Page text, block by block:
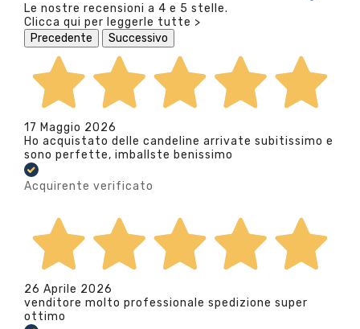
Le nostre recensioni a 4 e 5 stelle.
Clicca qui per leggerle tutte >
Precedente
Successivo
17 Maggio 2026
Ho acquistato delle candeline arrivate subitissimo e
sono perfette, imballste benissimo
Acquirente verificato
26 Aprile 2026
venditore molto professionale spedizione super
ottimo